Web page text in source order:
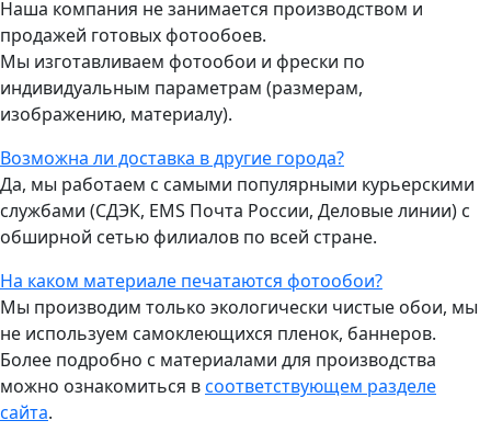
Наша компания не занимается производством и
продажей готовых фотообоев.
Мы изготавливаем фотообои и фрески по
индивидуальным параметрам (размерам,
изображению, материалу).
Возможна ли доставка в другие города?
Да, мы работаем с самыми популярными курьерскими
службами (СДЭК, EMS Почта России, Деловые линии) с
обширной сетью филиалов по всей стране.
На каком материале печатаются фотообои?
Мы производим только экологически чистые обои, мы
не используем самоклеющихся пленок, баннеров.
Более подробно с материалами для производства
можно ознакомиться всоответствующем разделе
сайта.